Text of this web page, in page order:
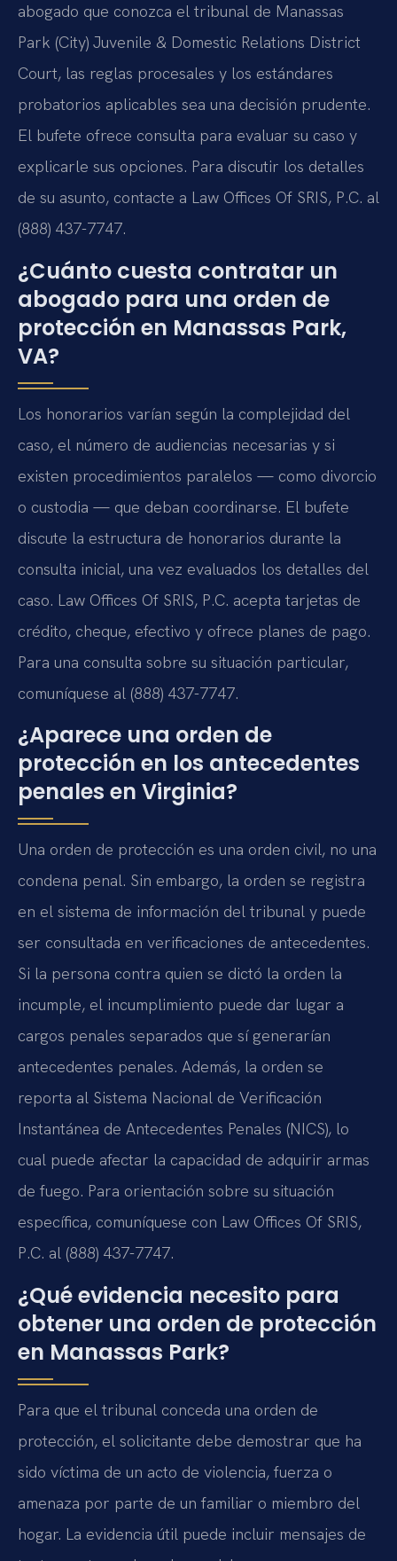
abogado que conozca el tribunal de Manassas
Park (City) Juvenile & Domestic Relations District
Court, las reglas procesales y los estándares
probatorios aplicables sea una decisión prudente.
El bufete ofrece consulta para evaluar su caso y
explicarle sus opciones. Para discutir los detalles
de su asunto, contacte a Law Offices Of SRIS, P.C. al
(888) 437-7747.
¿Cuánto cuesta contratar un
abogado para una orden de
protección en Manassas Park,
VA?
Los honorarios varían según la complejidad del
caso, el número de audiencias necesarias y si
existen procedimientos paralelos — como divorcio
o custodia — que deban coordinarse. El bufete
discute la estructura de honorarios durante la
consulta inicial, una vez evaluados los detalles del
caso. Law Offices Of SRIS, P.C. acepta tarjetas de
crédito, cheque, efectivo y ofrece planes de pago.
Para una consulta sobre su situación particular,
comuníquese al (888) 437-7747.
¿Aparece una orden de
protección en los antecedentes
penales en Virginia?
Una orden de protección es una orden civil, no una
condena penal. Sin embargo, la orden se registra
en el sistema de información del tribunal y puede
ser consultada en verificaciones de antecedentes.
Si la persona contra quien se dictó la orden la
incumple, el incumplimiento puede dar lugar a
cargos penales separados que sí generarían
antecedentes penales. Además, la orden se
reporta al Sistema Nacional de Verificación
Instantánea de Antecedentes Penales (NICS), lo
cual puede afectar la capacidad de adquirir armas
de fuego. Para orientación sobre su situación
específica, comuníquese con Law Offices Of SRIS,
P.C. al (888) 437-7747.
¿Qué evidencia necesito para
obtener una orden de protección
en Manassas Park?
Para que el tribunal conceda una orden de
protección, el solicitante debe demostrar que ha
sido víctima de un acto de violencia, fuerza o
amenaza por parte de un familiar o miembro del
hogar. La evidencia útil puede incluir mensajes de